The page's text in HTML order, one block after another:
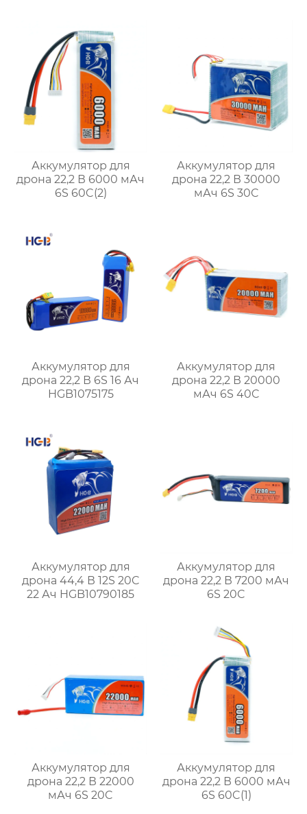
Аккумулятор для
дрона 22,2 В 6000 мАч
6S 60C(2)
Аккумулятор для
дрона 22,2 В 30000
мАч 6S 30C
Аккумулятор для
дрона 22,2 В 6S 16 Ач
HGB1075175
Аккумулятор для
дрона 22,2 В 20000
мАч 6S 40C
Аккумулятор для
дрона 44,4 В 12S 20C
22 Ач HGB10790185
Аккумулятор для
дрона 22,2 В 7200 мАч
6S 20C
Аккумулятор для
дрона 22,2 В 22000
мАч 6S 20C
Аккумулятор для
дрона 22,2 В 6000 мАч
6S 60C(1)